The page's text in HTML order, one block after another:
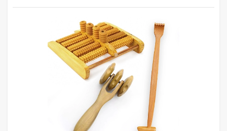
cao hơn mấy loại bằng nhựa.
- Cây lăn cầu gai bằng sừng có tác dụng chữa rất nhiều
bệnh, lăn trên các huyệt đạo vùng mặt, cổ, vai, gáy, lưng,
tay, chân.
- Lăn trên cổ giúp chữa vẹo cổ, lăn trên lưng giúp cột
- Diện chẩn là một trong những phương pháp tự nhiên
truyền thống, với những kiến thức về da là cơ sở, dùng
những dụng cụ như sừng để day ấn lên các vùng da để